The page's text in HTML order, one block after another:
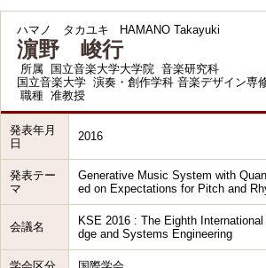
ハマノ タカユキ HAMANO Takayuki
濵野 峻行
所属
国立音楽大学大学院 音楽研究科
国立音楽大学 演奏・創作学科 音楽デザイン専
職種 准教授
発表年月
日
2016
発表テー
マ
Generative Music System with
ed on Expectations for Pitch and
会議名
KSE 2016 : The Eighth
dge and Systems Engineering